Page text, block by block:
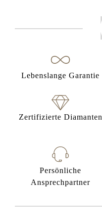
Lebenslange Garantie
Zertifizierte Diamanten
Persönliche
Ansprechpartner